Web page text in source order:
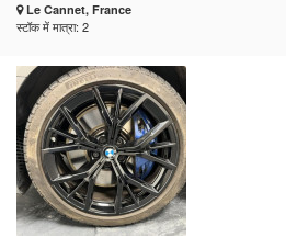
Le Cannet, France
स्टॉक में मात्रा: 2